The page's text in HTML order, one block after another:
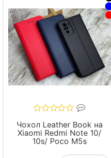
Чохол Leather Book на
Xiaomi Redmi Note 10/
10s/ Poco M5s